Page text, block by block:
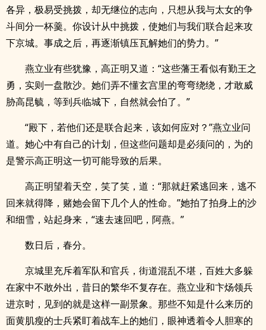
各异，极易受挑拨，却无继位的志向，只想从我与太女的争
斗间分一杯羹。你设计从中挑拨，使她们与我们联合起来攻
下京城。事成之后，再逐渐镇压瓦解她们的势力。”
燕立业有些犹豫，高正明又道：“这些藩王看似有勤王之
勇，实则一盘散沙。她们弄不懂玄宫里的弯弯绕绕，才敢威
胁高昆毓，等到兵临城下，自然就会怕了。”
“殿下，若他们还是联合起来，该如何应对？”燕立业问
道。她心中有自己的计划，但这些问题却是必须问的，为的
是警示高正明这一切可能导致的后果。
高正明望着天空，笑了笑，道：“那就赶紧逃回来，逃不
回来就得降，赌她会留下几个人的性命。”她拍了拍身上的沙
和细雪，站起身来，“速去速回吧，阿燕。”
数日后，春分。
京城里充斥着军队和官兵，街道混乱不堪，百姓大多躲
在家中不敢外出，昔日的繁华不复存在。燕立业和卞炀领兵
进京时，见到的就是这样一副景象。那些不知是什么来历的
面黄肌瘦的士兵紧盯着战车上的她们，眼神透着令人胆寒的